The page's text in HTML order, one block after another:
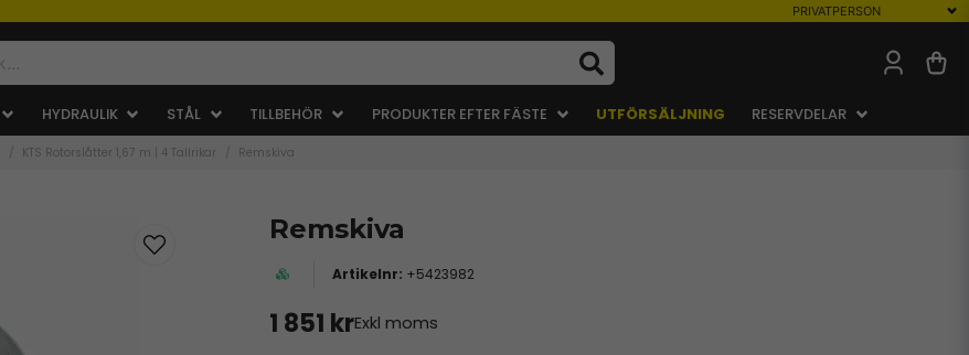
HYDRAULIK STÅL TILLBEHÖR PRODUKTER EFTER FÄSTE UTFÖRSÄLJNING RESERVDELAR
KTS Rotorslåtter 1,67 m | 4 Tallrikar Remskiva
Remskiva
+5423982
1 851 krExkl moms